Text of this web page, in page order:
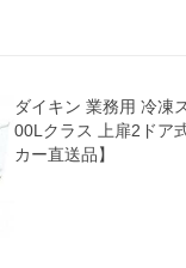
ダイキン 業務用 冷凍
00Lクラス 上扉2ドア
カー直送品】